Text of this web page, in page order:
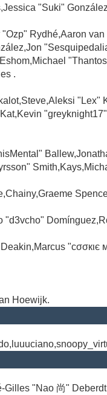
"Suki"
Rydhé,Aaron
.
"cσσкιє
Hoewijk.
"Nao 尚"